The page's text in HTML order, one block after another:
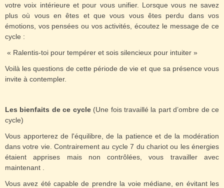
votre voix intérieure et pour vous unifier. Lorsque vous ne savez
plus où vous en êtes et que vous vous êtes perdu dans vos
émotions, vos pensées ou vos activités, écoutez le message de ce
cycle :
« Ralentis-toi pour tempérer et sois silencieux pour intuiter »
Voilà les questions de cette période de vie et que sa présence vous
invite à contempler.
Les bienfaits de ce cycle(Une fois travaillé la part d’ombre de ce
cycle)
Vous apporterez de l'équilibre, de la patience et de la modération
dans votre vie. Contrairement au cycle 7 du chariot ou les énergies
étaient apprises mais non contrôlées, vous travailler avec
maintenant .
Vous avez été capable de prendre la voie médiane, en évitant les